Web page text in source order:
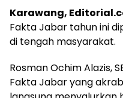
Karawang,
Fakta Jabar tahun ini
di tengah masyarakat.
Rosman Ochim Alazis,
Fakta Jabar yang